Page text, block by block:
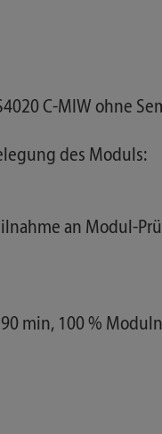
C-MIW ohne
des Moduls:
an Modul-
90 min, 100 %